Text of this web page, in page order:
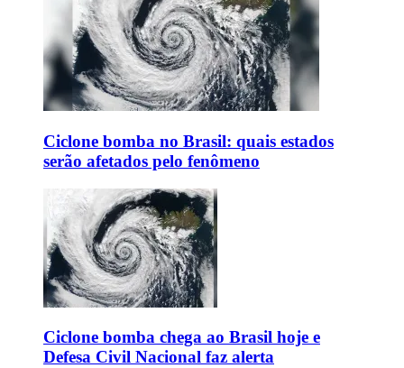
Ciclone bomba no Brasil: quais estados
serão afetados pelo fenômeno
Ciclone bomba chega ao Brasil hoje e
Defesa Civil Nacional faz alerta